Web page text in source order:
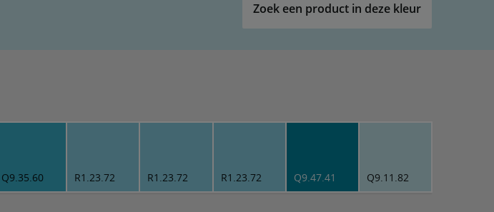
Zoek een product in deze kleur
Q9.35.60 R1.23.72 R1.23.72 R1.23.72 Q9.47.41 Q9.11.82